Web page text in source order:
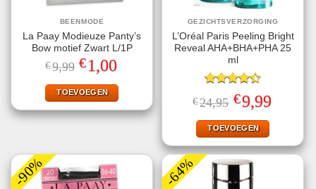
BEENMODE
La Paay Modieuze Panty’s
Bow motief Zwart L/1P
€9,99 Oorspronkelijke
prijs
was:
€9,99.
€1,00
is:
€1,00.
TOEVOEGEN
GEZICHTSVERZORGING
L’Oréal Paris Peeling Bright
Reveal AHA+BHA+PHA 25
ml
Gewaardeerd
4.40uit 5
€24,95 Oorspronkelijke
prijs
was:
€24,95.
€9,99Huidige
prijs
TOEVOEGEN
-90% -64%